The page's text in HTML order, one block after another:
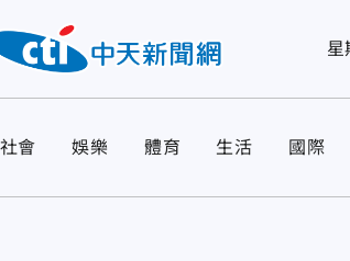
星
社會 娛樂 體育 生活 國際